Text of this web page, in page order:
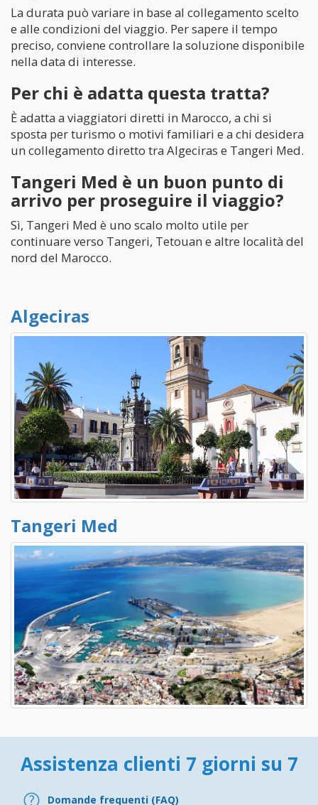
La durata può variare in base al collegamento scelto
e alle condizioni del viaggio. Per sapere il tempo
preciso, conviene controllare la soluzione disponibile
nella data di interesse.
Per chi è adatta questa tratta?
È adatta a viaggiatori diretti in Marocco, a chi si
sposta per turismo o motivi familiari e a chi desidera
un collegamento diretto tra Algeciras e Tangeri Med.
Tangeri Med è un buon punto di
arrivo per proseguire il viaggio?
Sì, Tangeri Med è uno scalo molto utile per
continuare verso Tangeri, Tetouan e altre località del
nord del Marocco.
Algeciras
Tangeri Med
Assistenza clienti 7 giorni su 7
Domande frequenti (FAQ)